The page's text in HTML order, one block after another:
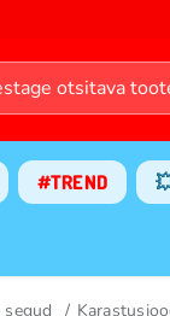
#TREND